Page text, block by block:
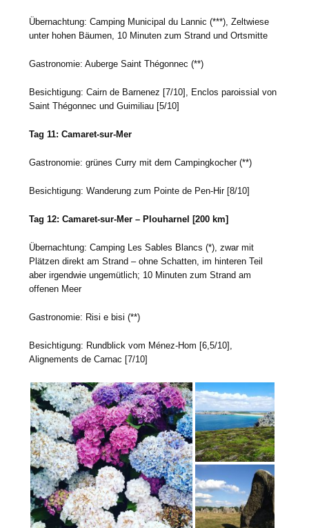
Übernachtung: Camping Municipal du Lannic (***), Zeltwiese
unter hohen Bäumen, 10 Minuten zum Strand und Ortsmitte
Gastronomie: Auberge Saint Thégonnec (**)
Besichtigung: Cairn de Barnenez [7/10], Enclos paroissial von
Saint Thégonnec und Guimiliau [5/10]
Tag 11: Camaret-sur-Mer
Gastronomie: grünes Curry mit dem Campingkocher (**)
Besichtigung: Wanderung zum Pointe de Pen-Hir [8/10]
Tag 12: Camaret-sur-Mer – Plouharnel [200 km]
Übernachtung: Camping Les Sables Blancs (*), zwar mit
Plätzen direkt am Strand – ohne Schatten, im hinteren Teil
aber irgendwie ungemütlich; 10 Minuten zum Strand am
offenen Meer
Gastronomie: Risi e bisi (**)
Besichtigung: Rundblick vom Ménez-Hom [6,5/10],
Alignements de Carnac [7/10]